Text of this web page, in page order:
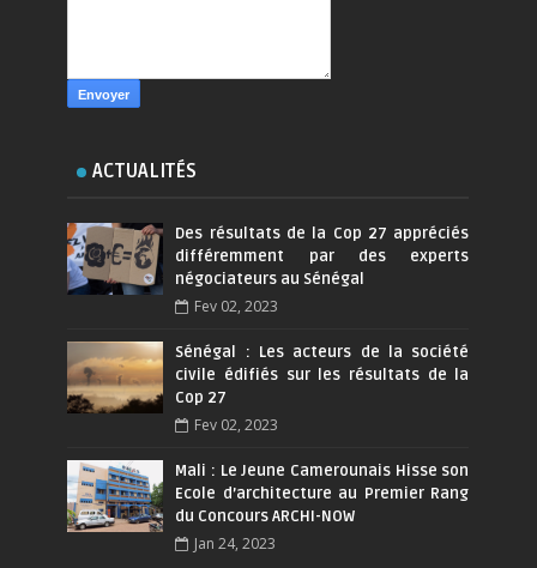
ACTUALITÉS
Des résultats de la Cop 27 appréciés
différemment par des experts
négociateurs au Sénégal
Fev 02, 2023
Sénégal : Les acteurs de la société
civile édifiés sur les résultats de la
Cop 27
Fev 02, 2023
Mali : Le Jeune Camerounais Hisse son
Ecole d’architecture au Premier Rang
du Concours ARCHI-NOW
Jan 24, 2023